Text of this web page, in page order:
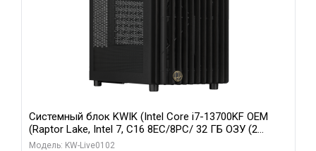
Системный блок KWIK (Intel Core i7-13700KF OEM
(Raptor Lake, Intel 7, C16 8EC/8PC/ 32 ГБ ОЗУ (2
модуля)/ Afox RTX4090 24GB GDDR6X 384-Bit 3xDP
Модель: KW-Live0102